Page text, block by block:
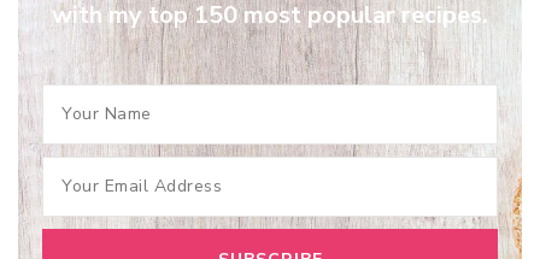
with my top 150 most popular recipes.